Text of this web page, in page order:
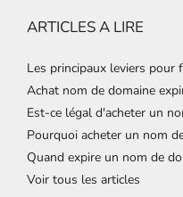
ARTICLES A LIRE
Les principaux leviers pour
Achat nom de domaine
Est-ce légal d'acheter un
Pourquoi acheter un nom
Quand expire un nom de
Voir tous les articles